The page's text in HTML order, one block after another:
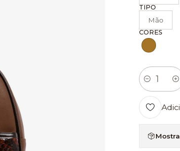
TIPO
Mão
CORES
Quantidade